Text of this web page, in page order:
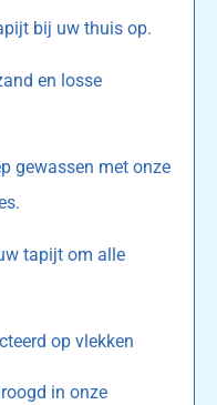
bij uw thuis op.
en losse
gewassen met onze
tapijt om alle
op vlekken
in onze